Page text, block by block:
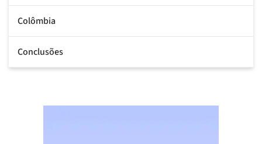
Colômbia
Conclusões